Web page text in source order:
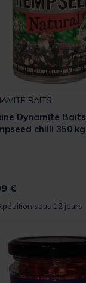
BAITS
Dynamite
chilli 350 kg
€
sous 12 jours